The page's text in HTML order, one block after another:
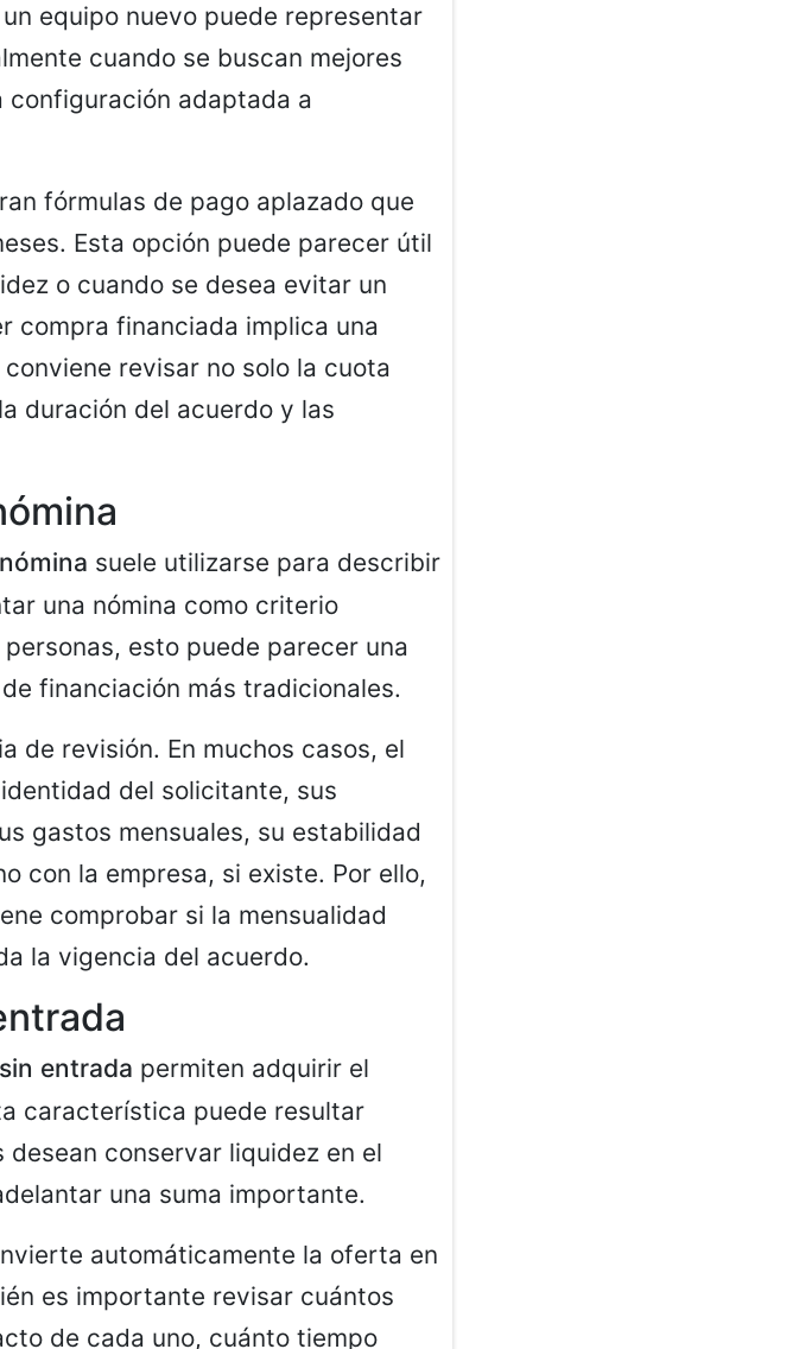
equipo nuevo puede representar
cuando se buscan mejores
configuración adaptada a
fórmulas de pago aplazado que
Esta opción puede parecer útil
o cuando se desea evitar un
compra financiada implica una
revisar no solo la cuota
duración del acuerdo y las
suele utilizarse para describir
una nómina como criterio
esto puede parecer una
financiación más tradicionales.
de revisión. En muchos casos, el
del solicitante, sus
gastos mensuales, su estabilidad
con la empresa, si existe. Por ello,
comprobar si la mensualidad
la vigencia del acuerdo.
entrada permiten adquirir el
característica puede resultar
conservar liquidez en el
una suma importante.
automáticamente la oferta en
es importante revisar cuántos
de cada uno, cuánto tiempo